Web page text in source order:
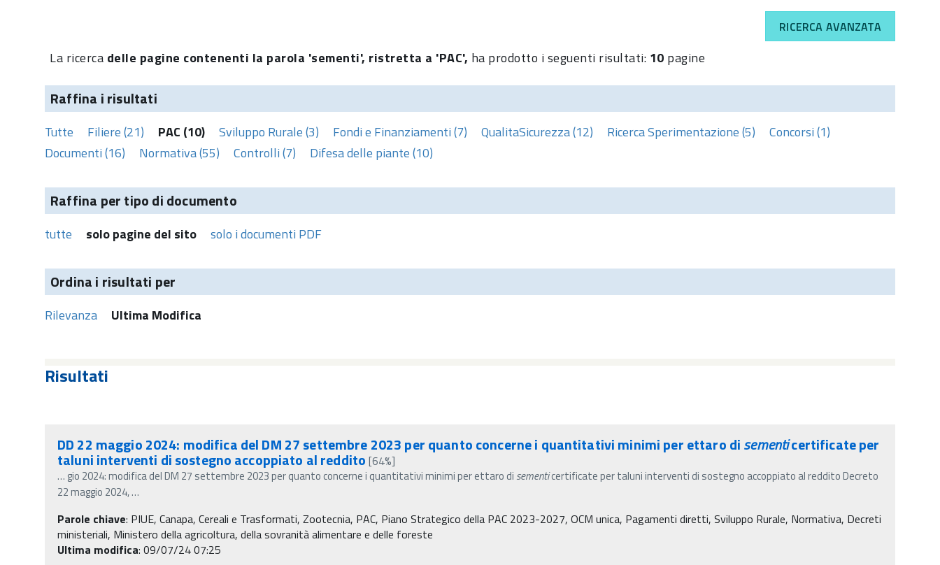
RICERCA AVANZATA
La ricerca delle pagine contenenti la parola 'sementi', ristretta a 'PAC', ha prodotto i seguenti risultati: 10 pagine
Raffina i risultati
Tutte Filiere (21) PAC (10) Sviluppo Rurale (3) Fondi e Finanziamenti (7) QualitaSicurezza (12) Ricerca Sperimentazione (5)
Concorsi (1)
Documenti (16)
Normativa (55) Controlli (7) Difesa delle piante (10)
Raffina per tipo di documento
tutte solo pagine del sito solo i documenti PDF
Ordina i risultati per
Rilevanza Ultima Modifica
Risultati
DD 22 maggio 2024: modifica del DM 27 settembre 2023 per quanto concerne i quantitativi minimi per ettaro disementicertificate per
taluni interventi di sostegno accoppiato al reddito [64%]
… gio 2024: modifica del DM 27 settembre 2023 per quanto concerne i quantitativi minimi per ettaro di sementicertificate per taluni interventi di sostegno accoppiato al reddito Decreto
22 maggio 2024,…
Parole chiave: PIUE, Canapa, Cereali e Trasformati, Zootecnia, PAC, Piano Strategico della PAC 2023-2027, OCM unica, Pagamenti diretti, Sviluppo Rurale, Normativa, Decreti
ministeriali, Ministero della agricoltura, della sovranità alimentare e delle foreste
Ultima modifica: 09/07/24 07:25